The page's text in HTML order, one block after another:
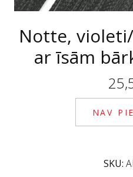
Notte,
ar īsām
NAV
SKU: